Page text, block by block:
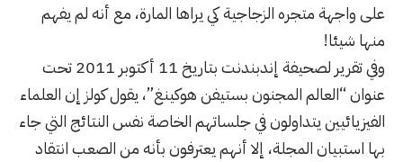
على واجهة متجره الزجاجية كي يراها المارة، مع أنه لم يفهم
منها شيئا!
وفي تقرير لصحيفة إندبندنت بتاريخ 11 أكتوبر 2011 تحت
عنوان “العالم المجنون بستيفن هوكينغ”، يقول كولز إن العلماء
الفيزيائيين يتداولون في جلساتهم الخاصة نفس النتائج التي جاء
بها استبيان المجلة، إلا أنهم يعترفون بأنه من الصعب انتقاد